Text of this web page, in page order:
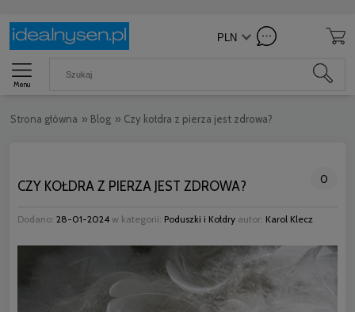
Menu
Strona główna » Blog » Czy kołdra z pierza jest zdrowa?
CZY KOŁDRA Z PIERZA JEST ZDROWA? 0
Dodano: 28-01-2024 w kategorii: Poduszki i Kołdry autor: Karol Klecz